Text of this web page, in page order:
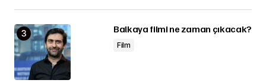
Balkaya filmi ne zaman çıkacak?
Film